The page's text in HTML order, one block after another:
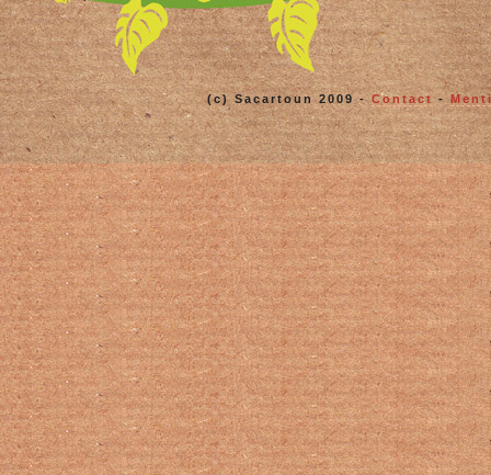
(c) Sacartoun 2009 -Contact -